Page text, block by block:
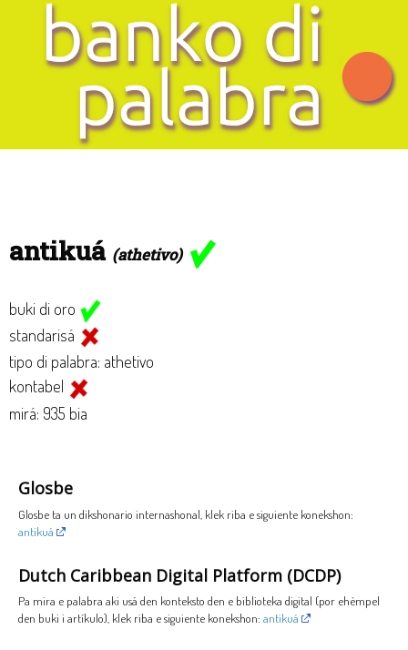
antikuá (athetivo)
buki di oro
standarisá
tipo di palabra: athetivo
kontabel
mirá: 935 bia
Glosbe
Glosbe ta un dikshonario internashonal, klek riba e siguiente konekshon:
antikuá
Dutch Caribbean Digital Platform (DCDP)
Pa mira e palabra aki usá den konteksto den e biblioteka digital (por ehèmpel
den buki i artíkulo), klek riba e siguiente konekshon: antikuá